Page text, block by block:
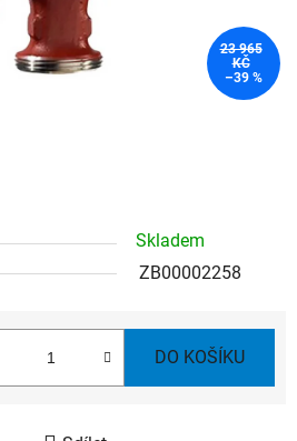
Skladem
ZB00002258
DO KOŠÍKU
23 965
KČ
–39 %